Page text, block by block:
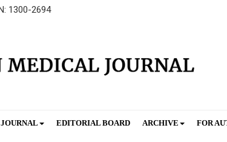
1300-2694
EDITORIAL BOARD ARCHIVE FOR